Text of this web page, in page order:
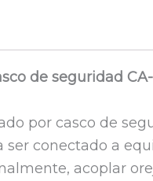
de seguridad
por casco de
ser conectado a
acoplar